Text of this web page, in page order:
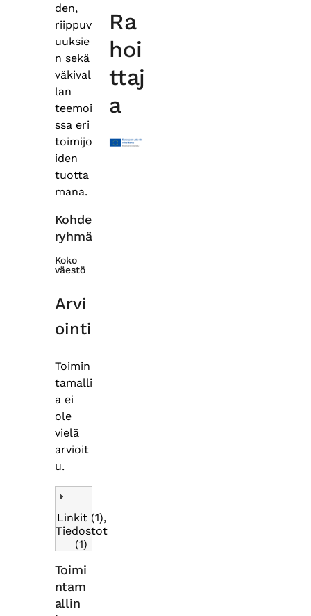
den,
riippuv
uuksie
n sekä
väkival
lan
teemoi
ssa eri
toimijo
iden
tuotta
mana.
Kohde
ryhmä
Koko
väestö
Arvi
ointi
Toimin
tamalli
a ei
ole
vielä
arvioit
u.
Linkit (1),
Tiedostot
(1)
Toimi
ntam
allin
Ra
hoi
ttaj
a